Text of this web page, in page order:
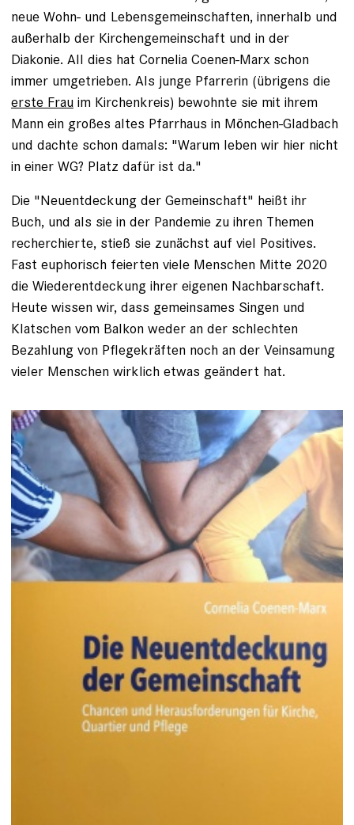
neue Wohn- und Lebensgemeinschaften, innerhalb und
außerhalb der Kirchengemeinschaft und in der
Diakonie. All dies hat Cornelia Coenen-Marx schon
immer umgetrieben. Als junge Pfarrerin (übrigens die
erste Frau im Kirchenkreis) bewohnte sie mit ihrem
Mann ein großes altes Pfarrhaus in Mönchen-Gladbach
und dachte schon damals: "Warum leben wir hier nicht
in einer WG? Platz dafür ist da."
Die "Neuentdeckung der Gemeinschaft" heißt ihr
Buch, und als sie in der Pandemie zu ihren Themen
recherchierte, stieß sie zunächst auf viel Positives.
Fast euphorisch feierten viele Menschen Mitte 2020
die Wiederentdeckung ihrer eigenen Nachbarschaft.
Heute wissen wir, dass gemeinsames Singen und
Klatschen vom Balkon weder an der schlechten
Bezahlung von Pflegekräften noch an der Veinsamung
vieler Menschen wirklich etwas geändert hat.